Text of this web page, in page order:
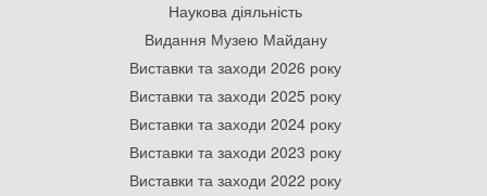
Наукова діяльність
Видання Музею Майдану
Виставки та заходи 2026 року
Виставки та заходи 2025 року
Виставки та заходи 2024 року
Виставки та заходи 2023 року
Виставки та заходи 2022 року